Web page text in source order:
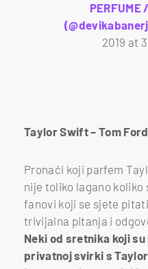
PERFUME
2019 at
Taylor Swift – Tom
Pronaći koji parfem
nije toliko lagano koliko
fanovi koji se sjete
trivijalna pitanja i
Neki od sretnika koji
privatnoj svirki s